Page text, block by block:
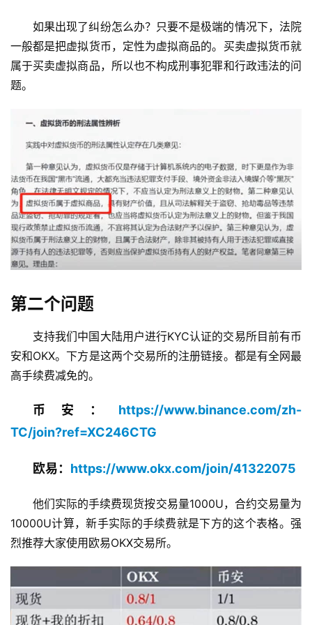
如果出现了纠纷怎么办？只要不是极端的情况下，法院
一般都是把虚拟货币，定性为虚拟商品的。买卖虚拟货币就
属于买卖虚拟商品，所以也不构成刑事犯罪和行政违法的问
题。
第二个问题
支持我们中国大陆用户进行KYC认证的交易所目前有币
安和OKX。下方是这两个交易所的注册链接。都是有全网最
高手续费减免的。
币安： https://www.binance.com/zh-
TC/join?ref=XC246CTG
欧易： https://www.okx.com/join/41322075
他们实际的手续费现货按交易量1000U，合约交易量为
10000U计算，新手实际的手续费就是下方的这个表格。强
烈推荐大家使用欧易OKX交易所。